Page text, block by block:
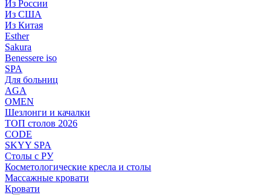
Из России
Из США
Из Китая
Esther
Sakura
Benessere iso
SPA
Для больниц
AGA
OMEN
Шезлонги и качалки
ТОП столов 2026
CODE
SKYY SPA
Столы с РУ
Косметологические кресла и столы
Массажные кровати
Кровати